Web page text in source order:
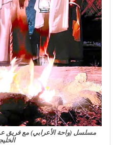
مسلسل (واحة الأعرابي) مع فريق